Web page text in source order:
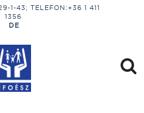
1-43; TELEFON:+36 1 411
1356
DE